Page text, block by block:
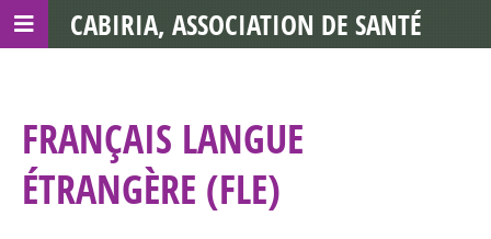
FRANÇAIS LANGUE
ÉTRANGÈRE (FLE)
CABIRIA, ASSOCIATION DE SANTÉ